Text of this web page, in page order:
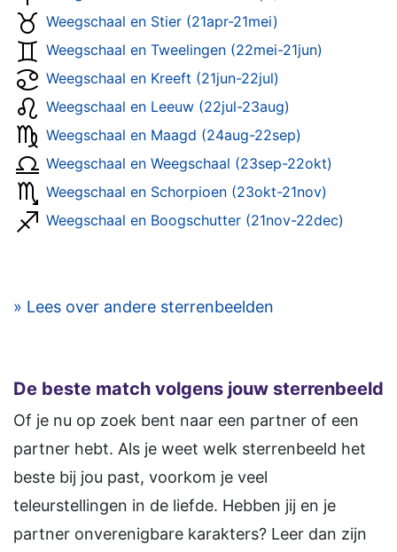
Weegschaal en Stier (21apr-21mei)
Weegschaal en Tweelingen (22mei-21jun)
Weegschaal en Kreeft (21jun-22jul)
Weegschaal en Leeuw (22jul-23aug)
Weegschaal en Maagd (24aug-22sep)
Weegschaal en Weegschaal (23sep-22okt)
Weegschaal en Schorpioen (23okt-21nov)
Weegschaal en Boogschutter (21nov-22dec)
» Lees over andere sterrenbeelden
De beste match volgens jouw sterrenbeeld
Of je nu op zoek bent naar een partner of een
partner hebt. Als je weet welk sterrenbeeld het
beste bij jou past, voorkom je veel
teleurstellingen in de liefde. Hebben jij en je
partner onverenigbare karakters? Leer dan zijn